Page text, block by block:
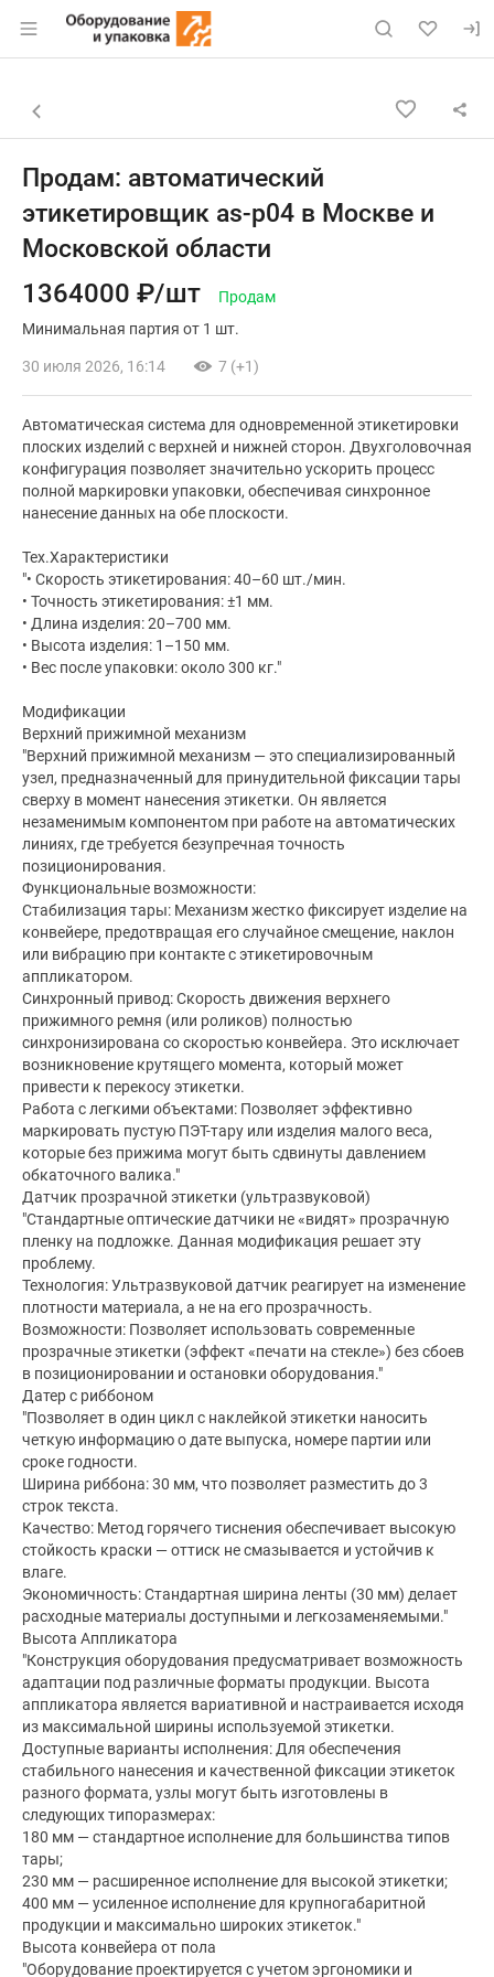
Раздел навигации по сайту eqinfo.ru
Объявление: Продам:
Навигация и управление объявлением
Назад к списку объявлений
Продам: автоматический
этикетировщик as-p04 в Москве и
Московской области
1364000 ₽/шт
Продам
Минимальная партия от 1 шт.
30 июля 2026, 16:14 7 (+1)
Автоматическая система для одновременной этикетировки
плоских изделий с верхней и нижней сторон. Двухголовочная
конфигурация позволяет значительно ускорить процесс
полной маркировки упаковки, обеспечивая синхронное
нанесение данных на обе плоскости.
Тех.Характеристики
"• Скорость этикетирования: 40–60 шт./мин.
• Точность этикетирования: ±1 мм.
• Длина изделия: 20–700 мм.
• Высота изделия: 1–150 мм.
• Вес после упаковки: около 300 кг."
Модификации
Верхний прижимной механизм
"Верхний прижимной механизм — это специализированный
узел, предназначенный для принудительной фиксации тары
сверху в момент нанесения этикетки. Он является
незаменимым компонентом при работе на автоматических
линиях, где требуется безупречная точность
позиционирования.
Функциональные возможности:
Стабилизация тары: Механизм жестко фиксирует изделие на
конвейере, предотвращая его случайное смещение, наклон
или вибрацию при контакте с этикетировочным
аппликатором.
Синхронный привод: Скорость движения верхнего
прижимного ремня (или роликов) полностью
синхронизирована со скоростью конвейера. Это исключает
возникновение крутящего момента, который может
привести к перекосу этикетки.
Работа с легкими объектами: Позволяет эффективно
маркировать пустую ПЭТ-тару или изделия малого веса,
которые без прижима могут быть сдвинуты давлением
обкаточного валика."
Датчик прозрачной этикетки (ультразвуковой)
"Стандартные оптические датчики не «видят» прозрачную
пленку на подложке. Данная модификация решает эту
проблему.
Технология: Ультразвуковой датчик реагирует на изменение
плотности материала, а не на его прозрачность.
Возможности: Позволяет использовать современные
прозрачные этикетки (эффект «печати на стекле») без сбоев
в позиционировании и остановки оборудования."
Датер с риббоном
"Позволяет в один цикл с наклейкой этикетки наносить
четкую информацию о дате выпуска, номере партии или
сроке годности.
Ширина риббона: 30 мм, что позволяет разместить до 3
строк текста.
Качество: Метод горячего тиснения обеспечивает высокую
стойкость краски — оттиск не смазывается и устойчив к
влаге.
Экономичность: Стандартная ширина ленты (30 мм) делает
расходные материалы доступными и легкозаменяемыми."
Высота Аппликатора
"Конструкция оборудования предусматривает возможность
адаптации под различные форматы продукции. Высота
аппликатора является вариативной и настраивается исходя
из максимальной ширины используемой этикетки.
Доступные варианты исполнения: Для обеспечения
стабильного нанесения и качественной фиксации этикеток
разного формата, узлы могут быть изготовлены в
следующих типоразмерах:
180 мм — стандартное исполнение для большинства типов
тары;
230 мм — расширенное исполнение для высокой этикетки;
400 мм — усиленное исполнение для крупногабаритной
продукции и максимально широких этикеток."
Высота конвейера от пола
"Оборудование проектируется с учетом эргономики и